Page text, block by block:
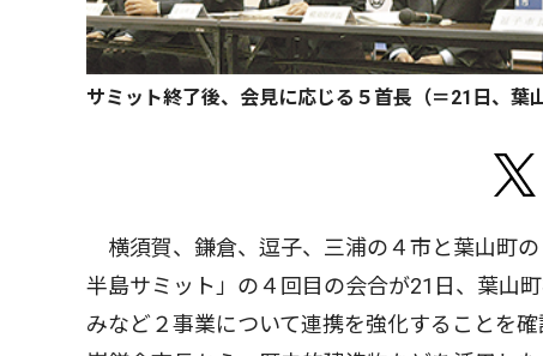
サミット終了後、会見に応じる５首長（＝21日、葉
横須賀、鎌倉、逗子、三浦の４市と葉山町
半島サミット」の４回目の会合が21日、葉山
みなど２事業について連携を強化することを